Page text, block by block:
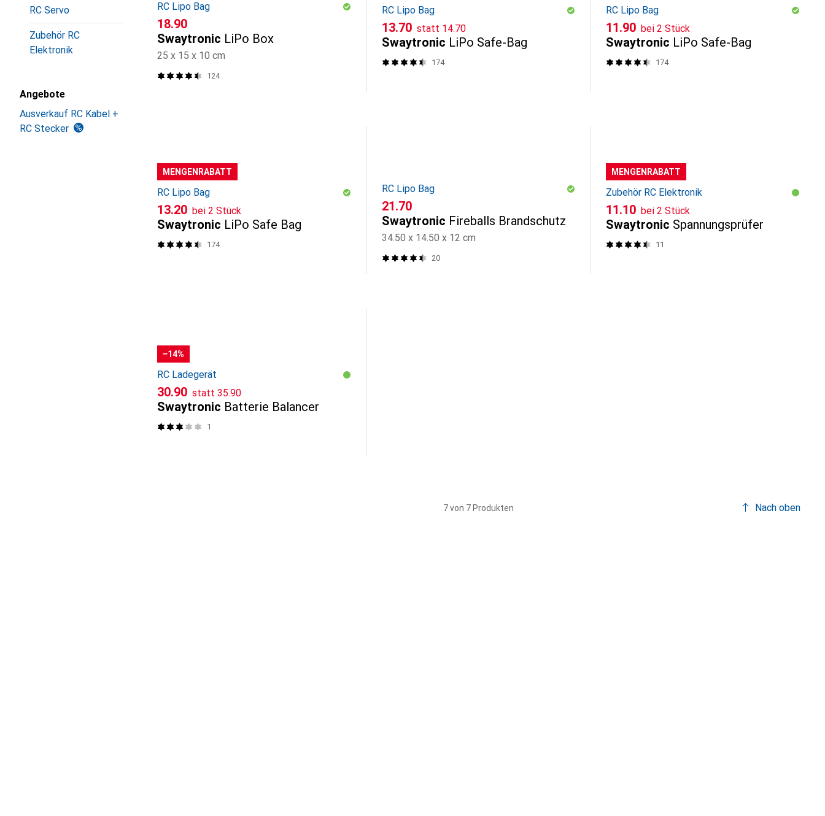
RC Servo
Zubehör RC
Elektronik
Angebote
Ausverkauf RC Kabel +
RC Stecker
RC Lipo Bag
CHF
18.90
Swaytronic LiPo Box
25 x 15 x 10 cm
124
RC Lipo Bag
CHF
13.70 statt CHF
14.70
Swaytronic LiPo Safe-Bag
174
RC Lipo Bag
CHF
11.90 bei 2 Stück
Swaytronic LiPo Safe-Bag
174
MENGENRABATT
RC Lipo Bag
CHF
13.20 bei 2 Stück
Swaytronic LiPo Safe Bag
174
RC Lipo Bag
CHF
21.70
Swaytronic Fireballs Brandschutz
34.50 x 14.50 x 12 cm
20
MENGENRABATT
Zubehör RC Elektronik
CHF
11.10 bei 2 Stück
Swaytronic Spannungsprüfer
11
−14%
RC Ladegerät
CHF
30.90 statt CHF
35.90
Swaytronic Batterie Balancer
1
7 von 7 Produkten Nach oben